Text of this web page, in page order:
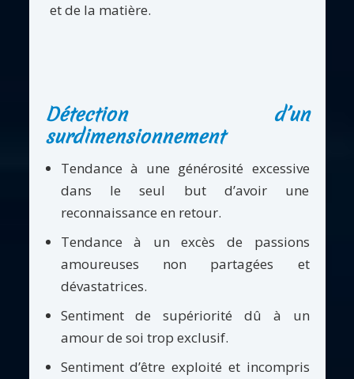
et de la matière.
Détection d’un
surdimensionnement
Tendance à une générosité excessive
dans le seul but d’avoir une
reconnaissance en retour.
Tendance à un excès de passions
amoureuses non partagées et
dévastatrices.
Sentiment de supériorité dû à un
amour de soi trop exclusif.
Sentiment d’être exploité et incompris